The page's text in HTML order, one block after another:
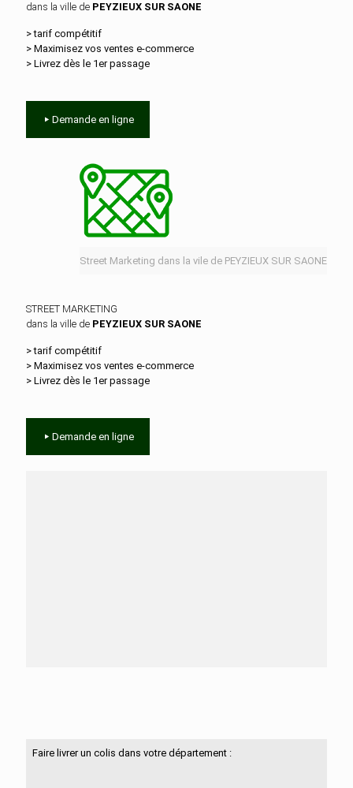
dans la ville de PEYZIEUX SUR SAONE
> tarif compétitif
> Maximisez vos ventes e‑commerce
> Livrez dès le 1er passage
Demande en ligne
Street Marketing dans la vile de PEYZIEUX SUR SAONE
STREET MARKETING
dans la ville de PEYZIEUX SUR SAONE
> tarif compétitif
> Maximisez vos ventes e‑commerce
> Livrez dès le 1er passage
Demande en ligne
Faire livrer un colis dans votre département :